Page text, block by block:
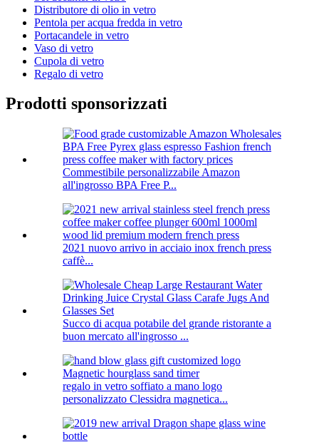
Distributore di olio in vetro
Pentola per acqua fredda in vetro
Portacandele in vetro
Vaso di vetro
Cupola di vetro
Regalo di vetro
Prodotti sponsorizzati
Commestibile personalizzabile Amazon
all'ingrosso BPA Free P...
2021 nuovo arrivo in acciaio inox french press
caffè...
Succo di acqua potabile del grande ristorante a
buon mercato all'ingrosso ...
regalo in vetro soffiato a mano logo
personalizzato Clessidra magnetica...